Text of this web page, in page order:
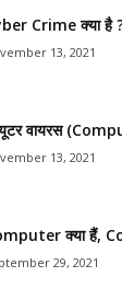
Crime क्या है
13, 2021
वायरस
13, 2021
क्या हैं,
29, 2021